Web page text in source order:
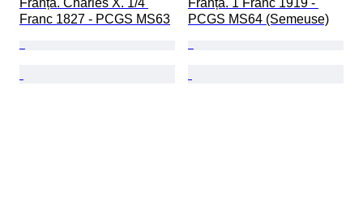
Franța. Charles X. 1/4
Franc 1827 - PCGS MS63
Franța. 1 Franc 1919 -
PCGS MS64 (Semeuse)